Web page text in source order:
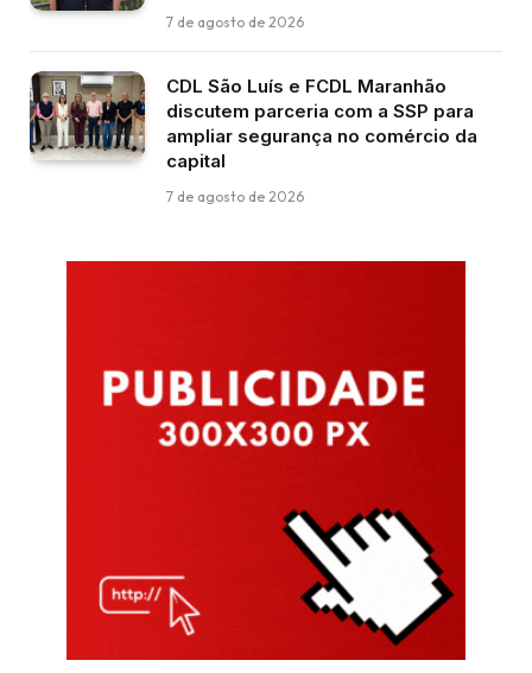
7 de agosto de 2026
CDL São Luís e FCDL Maranhão
discutem parceria com a SSP para
ampliar segurança no comércio da
capital
7 de agosto de 2026